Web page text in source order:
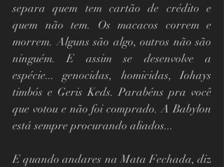
separa quem tem cartão de crédito e
quem não tem. Os macacos correm e
morrem. Alguns são algo, outros não são
ninguém. E assim se desenvolve a
espécie... genocidas, homicidas, Iohays
timbós e Geris Keds. Parabéns pra você
que votou e não foi comprado. A Babylon
está sempre procurando aliados...
E quando andares na Mata Fechada, diz